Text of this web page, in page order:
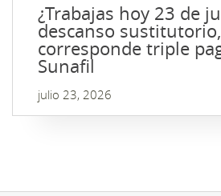
¿Trabajas hoy 23 de
descanso
corresponde triple
Sunafil
julio 23, 2026